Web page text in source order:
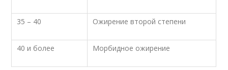
35 – 40 Ожирение второй степени
40 и более Морбидное ожирение